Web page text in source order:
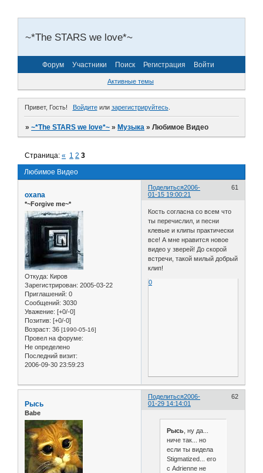
~*The STARS we love*~
Форум Участники Поиск Регистрация Войти
Активные темы
Привет, Гость! Войдитеили зарегистрируйтесь.
»~*The STARS we love*~ »Музыка »Любимое Видео
Любимое Видео
Страница:« 1 2 3
Поделиться 61
2006-
01-15 19:00:21
oxana
*~Forgive me~*
Откуда: Киров
Зарегистрирован: 2005-03-22
Приглашений: 0
Сообщений: 3030
Уважение: [+0/-0]
Позитив: [+0/-0]
Возраст: 36 [1990-05-16]
Провел на форуме:
Не определено
Последний визит:
2006-09-30 23:59:23
Кость согласна со всем что
ты перечислил, и песни
клевые и клипы практически
все! А мне нравится новое
видео у зверей! До скорой
встречи, такой милый добрый
клип!
0
Поделиться 62
2006-
01-29 14:14:01
Рысь
Babe
Рысь, ну да...
ниче так... но
если ты видела
Stigmatized... его
с Adrienne не